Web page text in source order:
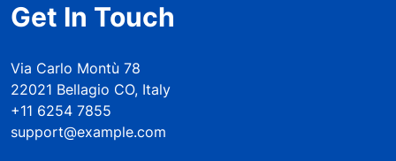
Get In Touch
Via Carlo Montù 78
22021 Bellagio CO, Italy
+11 6254 7855
support@example.com